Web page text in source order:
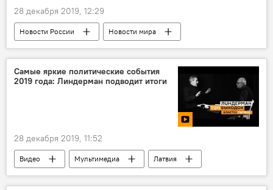
28 декабря 2019, 12:29
Новости России
Новости мира
Латвия
Максим Галкин
Литва
шутка
Самые яркие политические события
2019 года: Линдерман подводит итоги
28 декабря 2019, 11:52
Видео Мультимедиа
Латвия
Рига
Нил Ушаков